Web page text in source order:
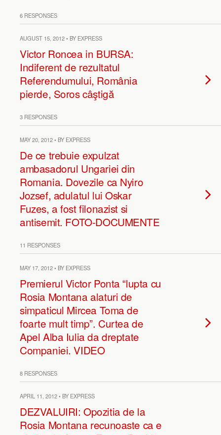
6 RESPONSES
AUGUST 15, 2012 • BY EXPRESS
Victor Roncea in BURSA:
Indiferent de rezultatul
Referendumului, România
pierde, Soros câştigă
3 RESPONSES
MAY 20, 2012 • BY EXPRESS
De ce trebuie expulzat
ambasadorul Ungariei din
Romania. Dovezile ca Nyiro
Jozsef, adulatul lui Oskar
Fuzes, a fost filonazist si
antisemit. FOTO-DOCUMENTE
11 RESPONSES
MAY 17, 2012 • BY EXPRESS
Premierul Victor Ponta “lupta cu
Rosia Montana alaturi de
simpaticul Mircea Toma de
foarte mult timp”. Curtea de
Apel Alba Iulia da dreptate
Companiei. VIDEO
8 RESPONSES
APRIL 11, 2012 • BY EXPRESS
DEZVALUIRI: Opozitia de la
Rosia Montana recunoaste ca e